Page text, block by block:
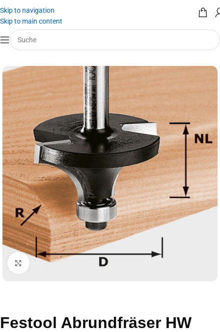
Skip to navigation
Skip to main content
Start
Click to enlarge
Festool Abrundfräser HW